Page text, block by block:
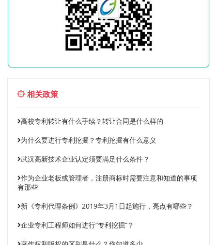
相关政策
高校专利转让有什么手续？转让合同是什么样的
为什么要进行专利挖掘？专利挖掘有什么意义
武汉高新技术企业认定须要满足什么条件？
作为企业老板或管理者，注册商标时需要注意和知道的事项
有那些
新《专利代理条例》2019年3月1日起施行，亮点有哪些？
企业专利工程师如何进行“专利挖掘”？